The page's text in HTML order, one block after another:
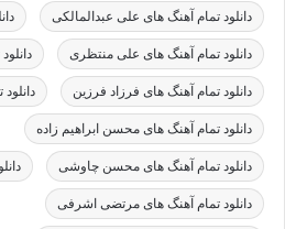
دانلود تمام آهنگ های علی عبدالمالکی
دانلود تمام آهنگ های علی منتظری
دانلود تمام آهنگ های فرزاد فرزین
دانلود تمام آهنگ های محسن ابراهیم زاده
دانلود تمام آهنگ های محسن چاوشی
دانلود تمام آهنگ های مرتضی اشرفی